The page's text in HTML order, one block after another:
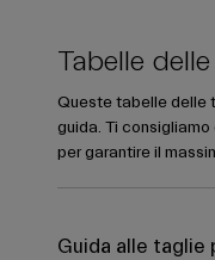
Tabelle
Queste tabelle delle
guida. Ti
per garantire il
Guida alle taglie